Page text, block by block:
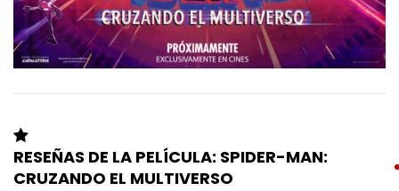
RESEÑAS DE LA PELÍCULA: SPIDER-MAN:
CRUZANDO EL MULTIVERSO